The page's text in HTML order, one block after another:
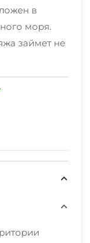
в
моря.
займет не
беседка и
доступ в